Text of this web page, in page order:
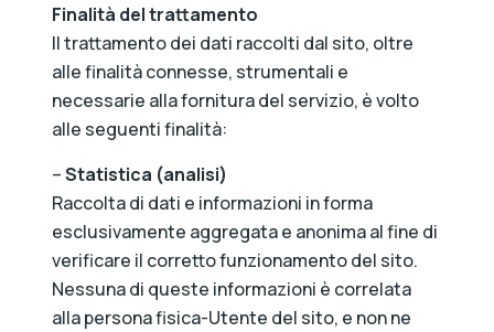
Finalità del trattamento
Il trattamento dei dati raccolti dal sito, oltre
alle finalità connesse, strumentali e
necessarie alla fornitura del servizio, è volto
alle seguenti finalità:
–Statistica (analisi)
Raccolta di dati e informazioni in forma
esclusivamente aggregata e anonima al fine di
verificare il corretto funzionamento del sito.
Nessuna di queste informazioni è correlata
alla persona fisica-Utente del sito, e non ne